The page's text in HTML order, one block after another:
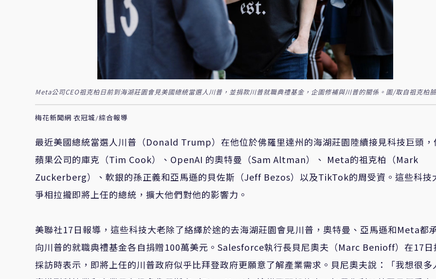
Meta公司CEO祖克柏日前到海湖莊園會見美國總統當選人川普，並捐款川普就職典禮基金，企圖修補與川普的關係。圖/取自祖克柏
梅花新聞網 衣冠城/綜合報導
最近美國總統當選人川普（Donald Trump）在他位於佛羅里達州的海湖莊園陸續接見科技巨頭，
蘋果公司的庫克（Tim Cook）、OpenAI 的奧特曼（Sam Altman）、 Meta的祖克柏（Mark
Zuckerberg）、軟銀的孫正義和亞馬遜的貝佐斯（Jeff Bezos）以及TikTok的周受資。這些科技
爭相拉攏即將上任的總統，擴大他們對他的影響力。
美聯社17日報導，這些科技大老除了絡繹於途的去海湖莊園會見川普，奧特曼、亞馬遜和Meta都
向川普的就職典禮基金各自捐贈100萬美元。Salesforce執行長貝尼奧夫（Marc Benioff）在17日
採訪時表示，即將上任的川普政府似乎比拜登政府更願意了解產業需求。貝尼奧夫說：「我想很多